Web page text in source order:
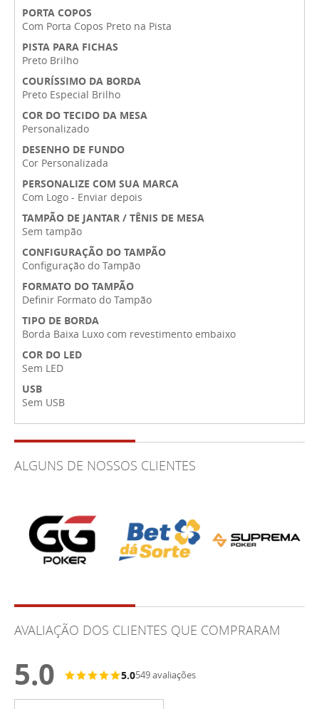
PORTA COPOS
Com Porta Copos Preto na Pista
PISTA PARA FICHAS
Preto Brilho
COURÍSSIMO DA BORDA
Preto Especial Brilho
COR DO TECIDO DA MESA
Personalizado
DESENHO DE FUNDO
Cor Personalizada
PERSONALIZE COM SUA MARCA
Com Logo - Enviar depois
TAMPÃO DE JANTAR / TÊNIS DE MESA
Sem tampão
CONFIGURAÇÃO DO TAMPÃO
Configuração do Tampão
FORMATO DO TAMPÃO
Definir Formato do Tampão
TIPO DE BORDA
Borda Baixa Luxo com revestimento embaixo
COR DO LED
Sem LED
USB
Sem USB
ALGUNS DE NOSSOS CLIENTES
AVALIAÇÃO DOS CLIENTES QUE COMPRARAM
5.0 5.0549 avaliações